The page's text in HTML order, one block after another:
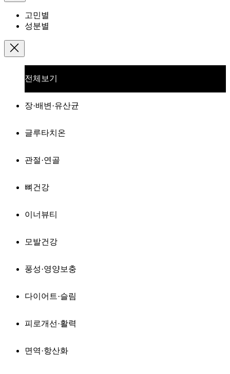
고민별
성분별
전체보기
장·배변·유산균
글루타치온
관절·연골
뼈건강
이너뷰티
모발건강
풍성·영양보충
다이어트·슬림
피로개선·활력
면역·항산화